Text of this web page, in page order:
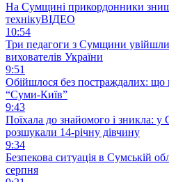
На Сумщині прикордонники
технікуВІДЕО
10:54
Три педагоги з Сумщини
вихователів України
9:51
Обійшлося без постраждалих: що
“Суми-Київ”
9:43
Поїхала до знайомого і зникла: у
розшукали 14-річну дівчину
9:34
Безпекова ситуація в Сумській
серпня